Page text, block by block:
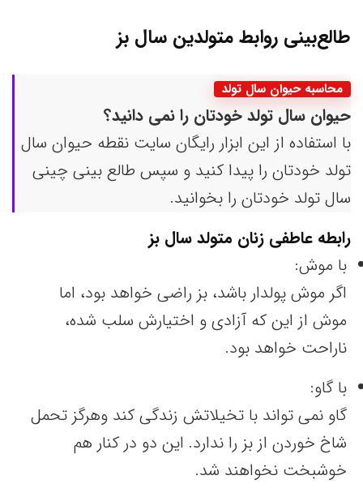
طالع‌بینی روابط متولدین سال بز
محاسبه حیوان سال تولد
حیوان سال تولد خودتان را نمی دانید؟
با استفاده از این ابزار رایگان سایت نقطه حیوان سال
تولد خودتان را پیدا کنید و سپس طالع بینی چینی
سال تولد خودتان را بخوانید.
رابطه عاطفی زنان متولد سال بز
با موش:
اگر موش پولدار باشد، بز راضی خواهد بود، اما
موش از این که آزادی و اختیارش سلب شده،
ناراحت خواهد بود.
با گاو:
گاو نمی تواند با تخیلاتش زندگی کند وهرگز تحمل
شاخ خوردن از بز را ندارد. این دو در کنار هم
خوشبخت نخواهند شد.